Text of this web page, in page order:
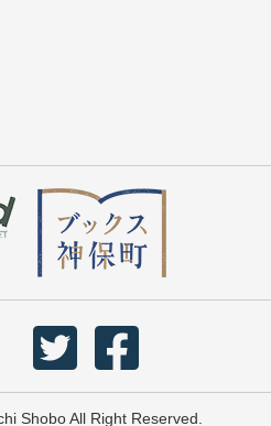
Shobo All Right Reserved.